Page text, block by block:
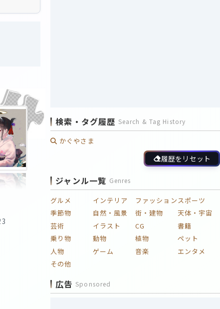
検索・タグ履歴 Search & Tag History
かぐやさま
履歴をリセット
ジャンル一覧 Genres
グルメ インテリア ファッションスポーツ
季節物
自然・風景 街・建物
天体・宇宙
芸術
イラスト CG
書籍
乗り物
動物 植物
ペット
人物
ゲーム 音楽
エンタメ
その他
広告 Sponsored